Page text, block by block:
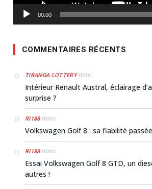
00:00
COMMENTAIRES RÉCENTS
TIRANGA LOTTERYdans
Intérieur Renault Austral, éclairage
surprise ?
RI188dans
Volkswagen Golf 8 : sa fiabilité
RI188dans
Essai Volkswagen Golf 8 GTD, un
autres !